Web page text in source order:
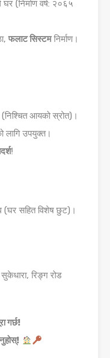
(निर्माण वर्ष: २०६५
फलाट सिस्टमनिर्माण।
आयको स्रोत)।
लागि उपयुक्त।
!
(घर सहित विशेष छुट)।
सुकेधारा, रिङ्ग रोड
गर्छ!